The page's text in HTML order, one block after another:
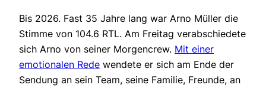
Bis 2026. Fast 35 Jahre lang war Arno Müller die
Stimme von 104.6 RTL. Am Freitag verabschiedete
sich Arno von seiner Morgencrew. Mit einer
emotionalen Rede wendete er sich am Ende der
Sendung an sein Team, seine Familie, Freunde, an